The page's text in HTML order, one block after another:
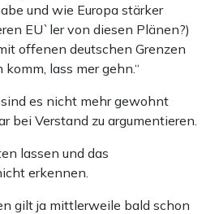
und wie Europa stärker
EU`ler von diesen Plänen?)
offenen deutschen Grenzen
komm, lass mer gehn.“
es nicht mehr gewohnt
bei Verstand zu argumentieren.
lassen und das
erkennen.
gilt ja mittlerweile bald schon